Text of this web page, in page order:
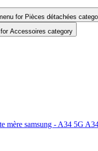
for Pièces détachées
Accessoires category
mère samsung - A34 5G